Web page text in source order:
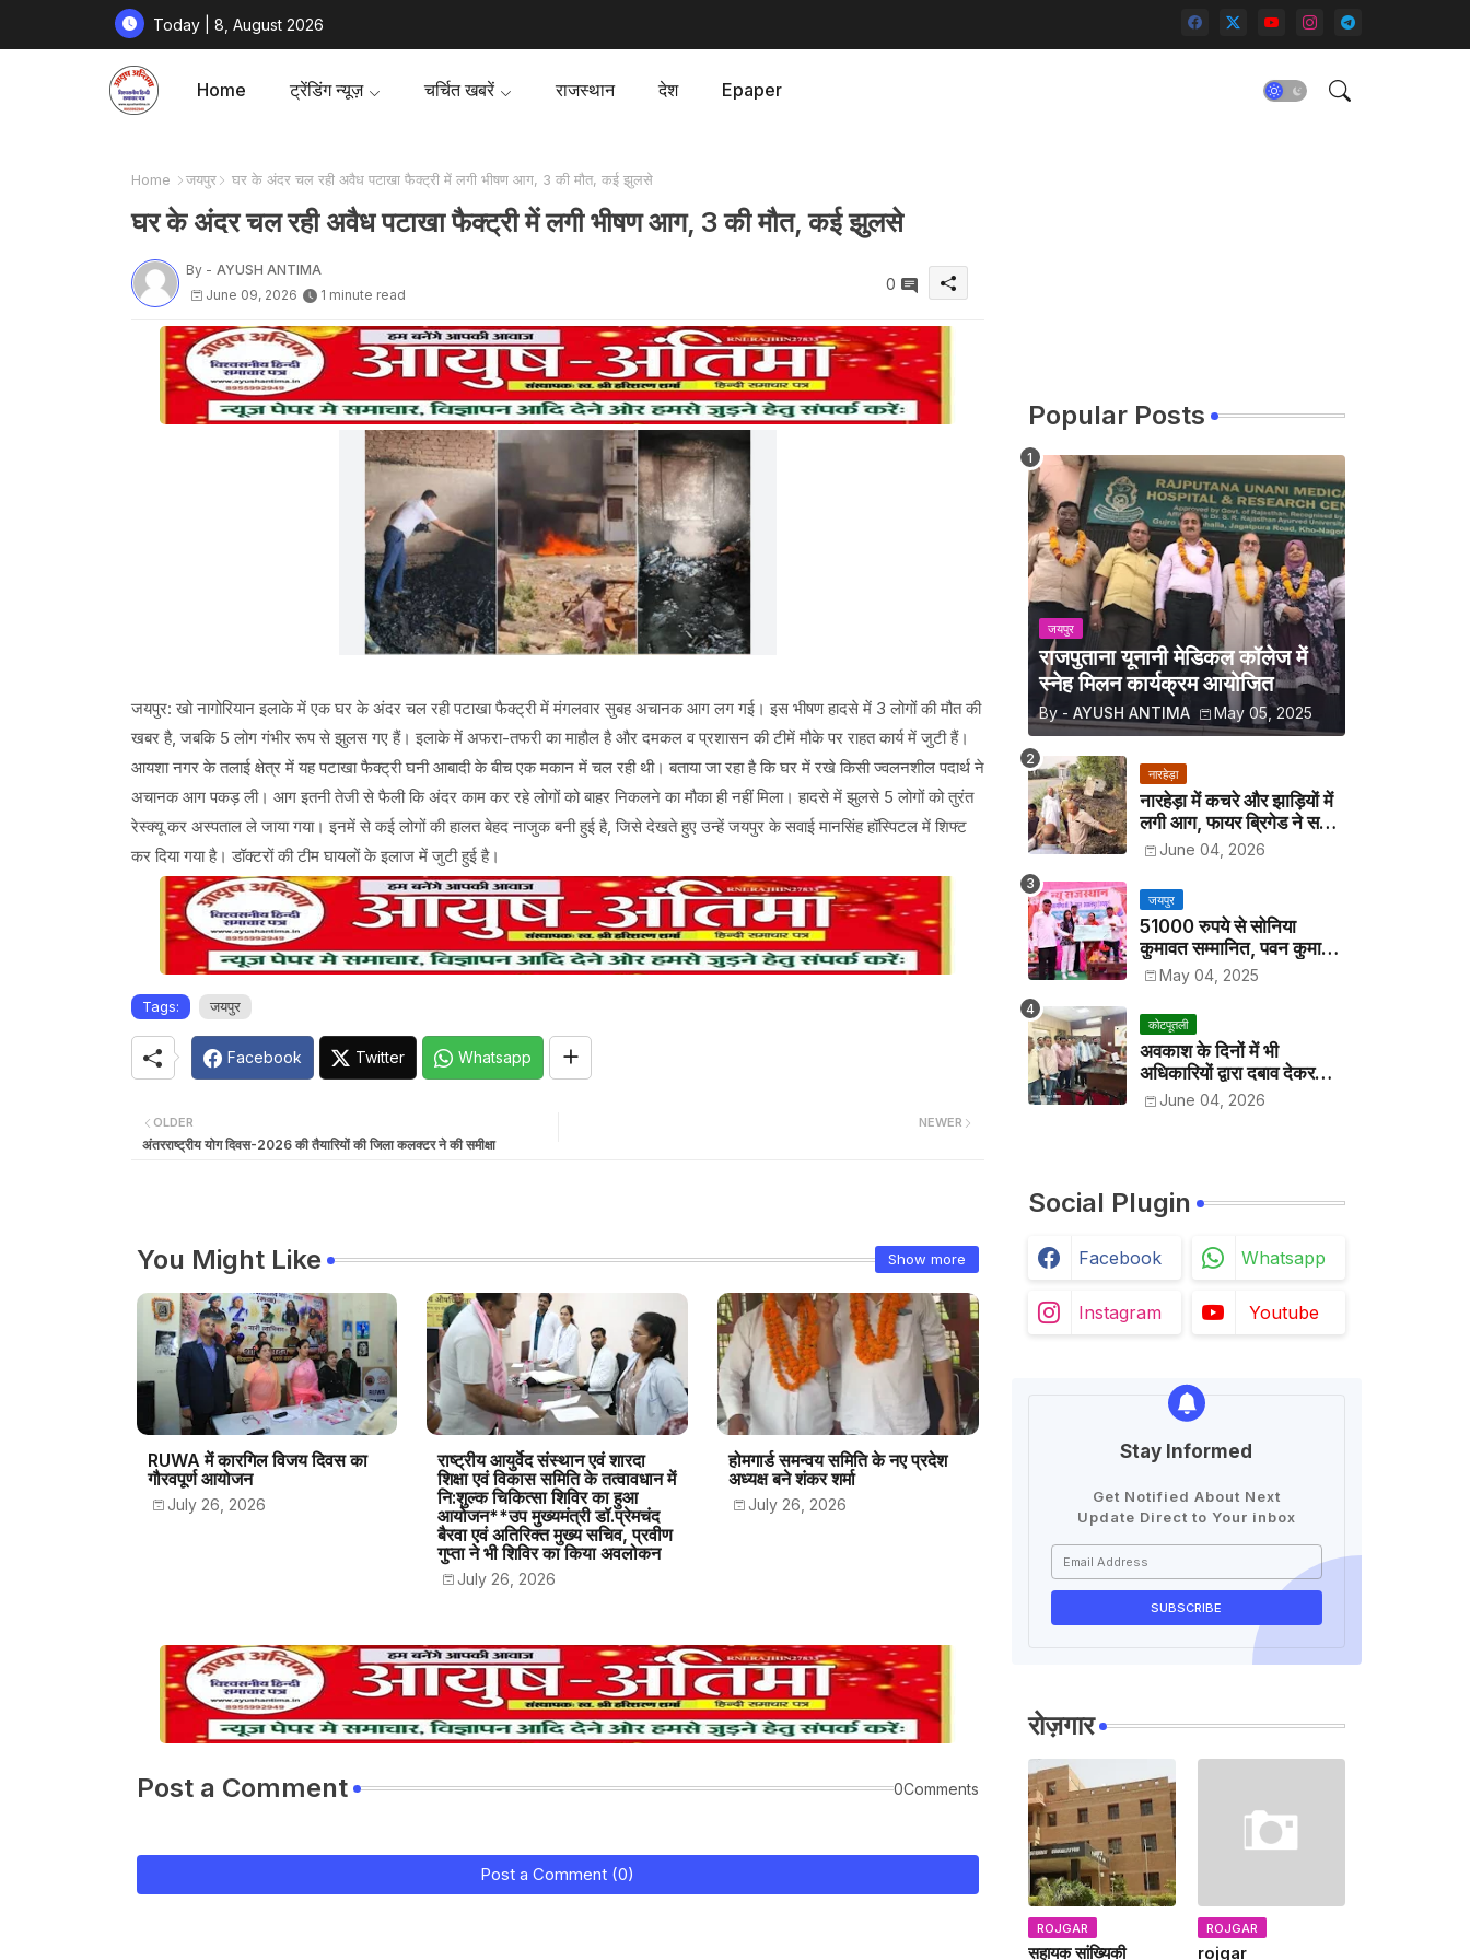
Today | 8, August 2026
Home ट्रेंडिंग न्यूज़ चर्चित खबरें राजस्थान देश Epaper
Home जयपुर घर के अंदर चल रही अवैध पटाखा फैक्ट्री में लगी भीषण आग, 3 की मौत, कई झुलसे
घर के अंदर चल रही अवैध पटाखा फैक्ट्री में लगी भीषण आग, 3 की मौत, कई झुलसे
By - AYUSH ANTIMA
June 09, 2026
1 minute read
0
जयपुर: खो नागोरियान इलाके में एक घर के अंदर चल रही पटाखा फैक्ट्री में मंगलवार सुबह अचानक आग लग गई। इस भीषण हादसे में 3 लोगों की मौत की
खबर है, जबकि 5 लोग गंभीर रूप से झुलस गए हैं। इलाके में अफरा-तफरी का माहौल है और दमकल व प्रशासन की टीमें मौके पर राहत कार्य में जुटी हैं।
आयशा नगर के तलाई क्षेत्र में यह पटाखा फैक्ट्री घनी आबादी के बीच एक मकान में चल रही थी। बताया जा रहा है कि घर में रखे किसी ज्वलनशील पदार्थ ने
अचानक आग पकड़ ली। आग इतनी तेजी से फैली कि अंदर काम कर रहे लोगों को बाहर निकलने का मौका ही नहीं मिला। हादसे में झुलसे 5 लोगों को तुरंत
रेस्क्यू कर अस्पताल ले जाया गया। इनमें से कई लोगों की हालत बेहद नाजुक बनी हुई है, जिसे देखते हुए उन्हें जयपुर के सवाई मानसिंह हॉस्पिटल में शिफ्ट
कर दिया गया है। डॉक्टरों की टीम घायलों के इलाज में जुटी हुई है।
Tags: जयपुर
Facebook Twitter Whatsapp
NEWER
OLDER
अंतरराष्ट्रीय योग दिवस-2026 की तैयारियों की जिला कलक्टर ने की समीक्षा
You Might Like Show more
RUWA में कारगिल विजय दिवस का
गौरवपूर्ण आयोजन
July 26, 2026
राष्ट्रीय आयुर्वेद संस्थान एवं शारदा
शिक्षा एवं विकास समिति के तत्वावधान में
नि:शुल्क चिकित्सा शिविर का हुआ
आयोजन**उप मुख्यमंत्री डॉ.प्रेमचंद
बैरवा एवं अतिरिक्त मुख्य सचिव, प्रवीण
गुप्ता ने भी शिविर का किया अवलोकन
July 26, 2026
होमगार्ड समन्वय समिति के नए प्रदेश
अध्यक्ष बने शंकर शर्मा
July 26, 2026
Post a Comment 0Comments
Post a Comment (0)
Popular Posts
जयपुर
राजपुताना यूनानी मेडिकल कॉलेज में
स्नेह मिलन कार्यक्रम आयोजित
By - AYUSH ANTIMA May 05, 2025
नारहेड़ा
नारहेड़ा में कचरे और झाड़ियों में
लगी आग, फायर ब्रिगेड ने समय
रहते पाया काबू
June 04, 2026
जयपुर
51000 रुपये से सोनिया
कुमावत सम्मानित, पवन कुमावत
व अन्य छात्रों को मिला लैपटॉप
May 04, 2025
कोटपूतली
अवकाश के दिनों में भी
अधिकारियों द्वारा दबाव देकर
अवकाश निरस्त करके काम
June 04, 2026
Social Plugin
Facebook Whatsapp
Instagram Youtube
Stay Informed
Get Notified About Next
Update Direct to Your inbox
रोज़गार
ROJGAR
सहायक सांख्यिकी
ROJGAR
rojgar